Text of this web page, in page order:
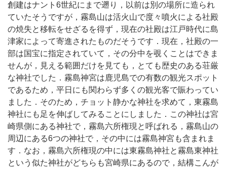
創建はナント6世紀にまで遡り，以前は別の場所に造られ
ていたそうですが，霧島山は活火山で度々噴火による社殿
の焼失と移転をせざるを得ず，現在の社殿は江戸時代に島
津家によって寄進されたものだそうです．現在，社殿の一
部は国宝に指定されていて，その分中を覗くことはできま
せんが，見える範囲だけを見ても，とても歴史のある荘厳
な神社でした．霧島神宮は鹿児島での有数の観光スポット
であるため，平日にも関わらず多くの観光客で賑わってい
ました．そのため，チョット静かな神社を求めて，東霧島
神社にも足を伸ばしてみることにしました．この神社は宮
崎県側にある神社で，霧島六所権現と呼ばれる，霧島山の
周辺にある6つの神社で，その中には霧島神宮も含まれま
す．なお，霧島六所権現の中には東霧島神社と霧島東神社
という似た神社がどちらも宮崎県にあるので，結構こんが